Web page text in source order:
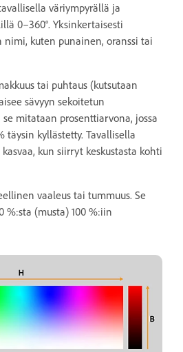
väriympyrällä ja
0–360°. Yksinkertaisesti
nimi, kuten punainen, oranssi tai
tai puhtaus (kutsutaan
sävyyn sekoitetun
mitataan prosenttiarvona, jossa
täysin kyllästetty. Tavallisella
kun siirryt keskustasta kohti
vaaleus tai tummuus. Se
%:sta (musta) 100 %:iin